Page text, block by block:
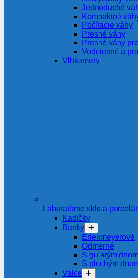
Jednoduché
Kompaktné
Počítacie váhy
Presné váhy
Presné váhy
Vodotesné a
Vlhkomery
Laboratórne sklo a
Kadičky
Banky
Erlenmeyerové
Odmerné
S guľatým dnom
S plochým
Valce